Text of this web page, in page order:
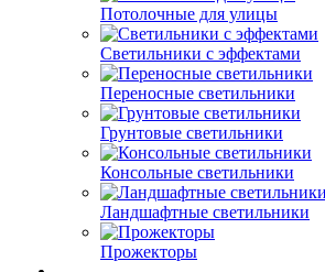
Потолочные для улицы
Светильники с эффектами
Переносные светильники
Грунтовые светильники
Консольные светильники
Ландшафтные светильники
Прожекторы